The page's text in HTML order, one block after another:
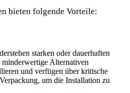
bieten folgende Vorteile:
starken‌ oder dauerhaften
minderwertige Alternativen
und verfügen über kritische
um die Installation zu